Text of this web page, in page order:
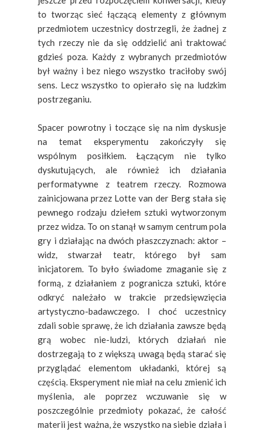
to tworząc sieć łączącą elementy z głównym
przedmiotem uczestnicy dostrzegli, że żadnej z
tych rzeczy nie da się oddzielić ani traktować
gdzieś poza. Każdy z wybranych przedmiotów
był ważny i bez niego wszystko traciłoby swój
sens. Lecz wszystko to opierało się na ludzkim
postrzeganiu.
Spacer powrotny i toczące się na nim dyskusje
na temat eksperymentu zakończyły się
wspólnym posiłkiem. Łączącym nie tylko
dyskutujących, ale również ich działania
performatywne z teatrem rzeczy. Rozmowa
zainicjowana przez Lotte van der Berg stała się
pewnego rodzaju dziełem sztuki wytworzonym
przez widza. To on stanął w samym centrum pola
gry i działając na dwóch płaszczyznach: aktor –
widz, stwarzał teatr, którego był sam
inicjatorem. To było świadome zmaganie się z
formą, z działaniem z pogranicza sztuki, które
odkryć należało w trakcie przedsięwzięcia
artystyczno-badawczego. I choć uczestnicy
zdali sobie sprawę, że ich działania zawsze będą
grą wobec nie-ludzi, których działań nie
dostrzegają to z większą uwagą będą starać się
przyglądać elementom układanki, której są
częścią. Eksperyment nie miał na celu zmienić ich
myślenia, ale poprzez wczuwanie się w
poszczególnie przedmioty pokazać, że całość
materii jest ważna, że wszystko na siebie działa i